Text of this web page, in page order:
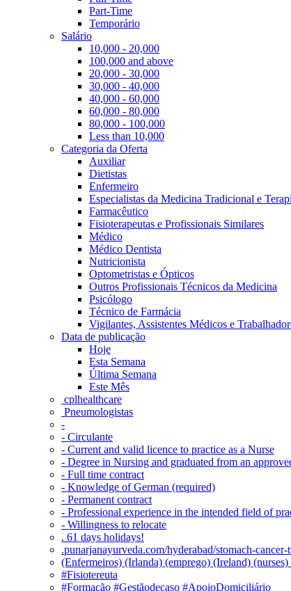
Part-Time
Temporário
Salário
10,000 - 20,000
100,000 and above
20,000 - 30,000
30,000 - 40,000
40,000 - 60,000
60,000 - 80,000
80,000 - 100,000
Less than 10,000
Categoria da Oferta
Auxiliar
Dietistas
Enfermeiro
Especialistas da Medicina Tradicional e
Farmacêutico
Fisioterapeutas e Profissionais Similares
Médico
Médico Dentista
Nutricionista
Optometristas e Ópticos
Outros Profissionais Técnicos da Medicina
Psicólogo
Técnico de Farmácia
Vigilantes, Assistentes Médicos e
Data de publicação
Hoje
Esta Semana
Última Semana
Este Mês
‎ cplhealthcare‬
Pneumologistas
-
- Circulante
- Current and valid licence to practice as a Nurse
- Degree in Nursing and graduated from an
- Full time contract
- Knowledge of German (required)
- Permanent contract
- Professional experience in the intended field of
- Willingness to relocate
. 61 days holidays!
.punarjanayurveda.com/hyderabad/stomach-
(Enfermeiros) (Irlanda) (emprego) (Ireland)
#Fisiotereuta
#Formação #Gestãodecaso #ApoioDomiciliário